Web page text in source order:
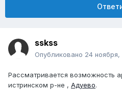
sskss
Опубликовано 24 ноября,
Рассматривается возможность
истринском р-не , Адуево.